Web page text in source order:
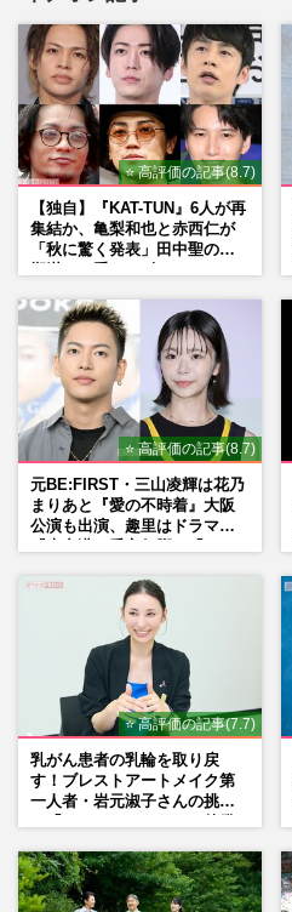
⭐ 高評価の記事(8.7)
【独自】『KAT-TUN』6人が再
集結か、亀梨和也と赤西仁が
「秋に驚く発表」田中聖の刑
⭐ 高評価の記事(8.7)
元BE:FIRST・三山凌輝は花乃
まりあと『愛の不時着』大阪
公演も出演、趣里はドラマ
⭐ 高評価の記事(7.7)
乳がん患者の乳輪を取り戻
す！ブレストアートメイク第
一人者・岩元淑子さんの挑戦